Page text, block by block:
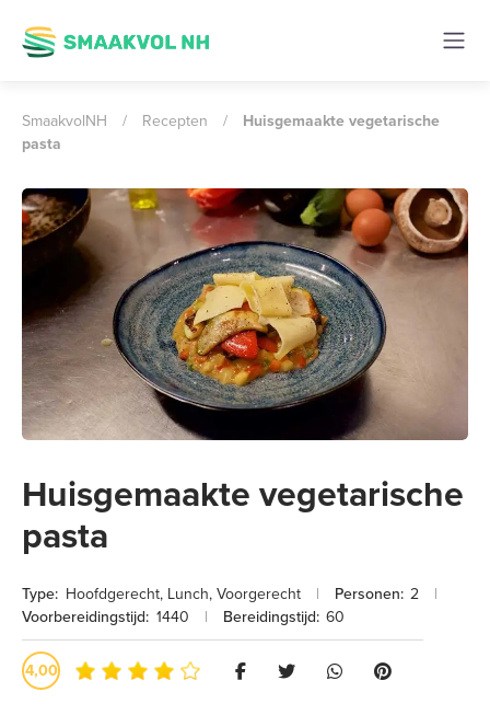
SmaakvolNH / Recepten /
Huisgemaakte vegetarische
pasta
Huisgemaakte vegetarische
pasta
Type: Hoofdgerecht, Lunch,Voorgerecht | Personen: 2
|
Voorbereidingstijd: 1440 | Bereidingstijd: 60
4,00